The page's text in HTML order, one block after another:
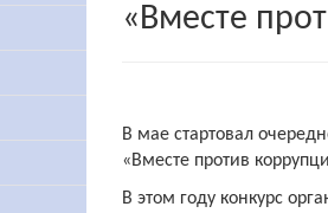
«Вместе
В мае стартовал
«Вместе против
В этом году конкурс